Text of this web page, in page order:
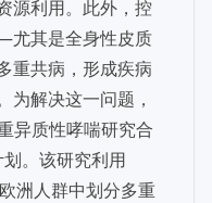
源利用。此外，控
其是全身性皮质
共病，形成疾病
为解决这一问题，
异质性哮喘研究合
划。该研究利用
洲人群中划分多重